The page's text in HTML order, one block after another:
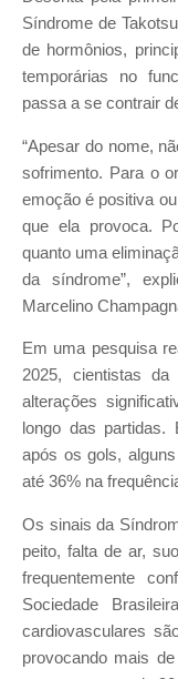
Síndrome de
de hormônios,
temporárias no
passa a se contrair
“Apesar do nome,
sofrimento. Para o
emoção é positiva
que ela provoca.
quanto uma
da síndrome”,
Marcelino
Em uma pesquisa
2025, cientistas da
alterações
longo das
após os gols,
até 36% na
Os sinais da
peito, falta de ar,
frequentemente
Sociedade
cardiovasculares
provocando mais